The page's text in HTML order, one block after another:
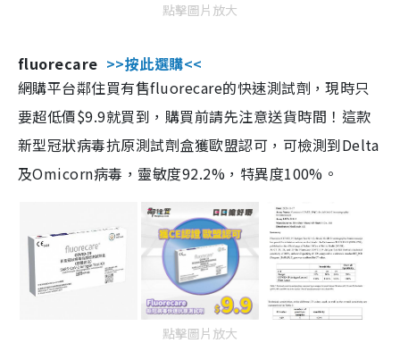
點擊圖片放大
fluorecare >>按此選購<<
網購平台鄰住買有售fluorecare的快速測試劑，現時只
要超低價$9.9就買到，購買前請先注意送貨時間！這款
新型冠狀病毒抗原測試劑盒獲歐盟認可，可檢測到Delta
及Omicorn病毒，靈敏度92.2%，特異度100%。
點擊圖片放大